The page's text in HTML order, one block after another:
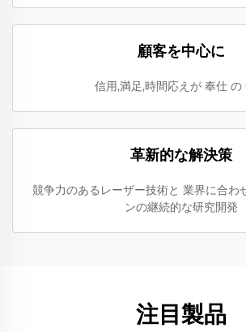
顧客を中心に
信用,満足,時間応えが 奉仕 の
革新的な解決策
競争力のあるレーザー技術と 業界に合わ
ンの継続的な研究開発
注目製品